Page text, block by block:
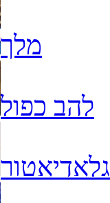
מלך
להב כפול
גלאדיאטור